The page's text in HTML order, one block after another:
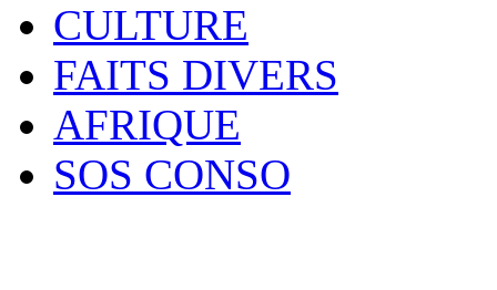
CULTURE
FAITS DIVERS
AFRIQUE
SOS CONSO